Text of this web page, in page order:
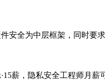
安全为中层框架，同时要
薪，隐私安全工程师月